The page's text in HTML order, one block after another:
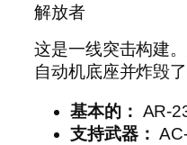
解放者
这是一线突击构建
自动机底座并炸毁
基本的： AR-
支持武器：